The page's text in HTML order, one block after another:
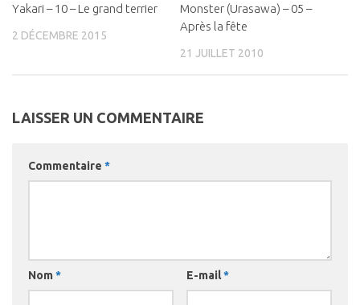
Yakari – 10 – Le grand terrier
2 DÉCEMBRE 2015
Monster (Urasawa) – 05 –
Après la fête
21 JUILLET 2010
LAISSER UN COMMENTAIRE
Commentaire *
Nom * E-mail*